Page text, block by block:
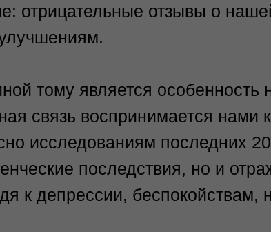
отрицательные отзывы о
тому является особенность
связь воспринимается нами
исследованиям последних
последствия, но и
к депрессии, беспокойствам,